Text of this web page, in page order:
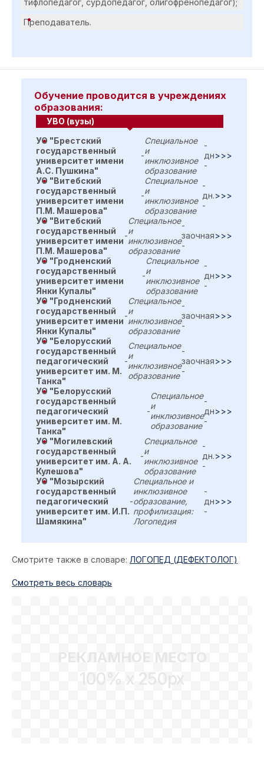
тифлопедагог, сурдопедагог, олигофренопедагог);
Преподаватель.
Обучение проводится в учреждениях
образования:
УВО (вузы)
УО "Брестский
государственный
университет имени
А.С. Пушкина"
-
Специальное
и
инклюзивное
образование
-
дн
-
>>>
УО "Витебский
государственный
университет имени
П.М. Машерова"
-
Специальное
и
инклюзивное
образование
-
дн.
-
>>>
УО "Витебский
государственный
университет имени
П.М. Машерова"
-
Специальное
и
инклюзивное
образование
-
заочная
-
>>>
УО "Гродненский
государственный
университет имени
Янки Купалы"
-
Специальное
и
инклюзивное
образование
-
дн
-
>>>
УО "Гродненский
государственный
университет имени
Янки Купалы"
-
Специальное
и
инклюзивное
образование
-
заочная
-
>>>
УО "Белорусский
государственный
педагогический
университет им. М.
Танка"
-
Специальное
и
инклюзивное
образование
-
заочная
-
>>>
УО "Белорусский
государственный
педагогический
университет им. М.
Танка"
-
Специальное
и
инклюзивное
образование
-
дн
-
>>>
УО "Могилевский
государственный
университет им. А. А.
Кулешова"
-
Специальное
и
инклюзивное
образование
-
дн.
-
>>>
УО "Мозырский
государственный
педагогический
университет им. И.П.
Шамякина"
-
Специальное и
инклюзивное
образование,
профилизация:
Логопедия
-
дн
-
>>>
Смотрите также в словаре: ЛОГОПЕД (ДЕФЕКТОЛОГ)
Cмотреть весь словарь
РЕКЛАМНОЕ МЕСТО
100% x 250px